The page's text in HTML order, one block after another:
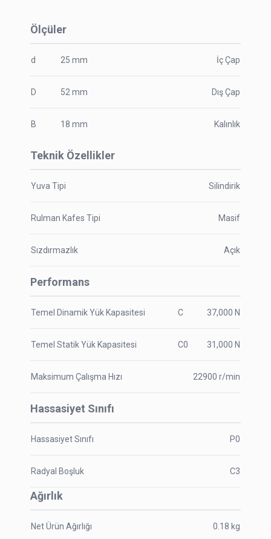
Ölçüler
d 25 mm İç Çap
D 52 mm Dış Çap
B 18 mm Kalınlık
Teknik Özellikler
Yuva Tipi Silindirik
Rulman Kafes Tipi Masif
Sızdırmazlık Açık
Performans
Temel Dinamik Yük Kapasitesi C 37,000 N
Temel Statik Yük Kapasitesi C0 31,000 N
Maksimum Çalışma Hızı 22900 r/min
Hassasiyet Sınıfı
Hassasiyet Sınıfı P0
Radyal Boşluk C3
Ağırlık
Net Ürün Ağırlığı 0.18 kg